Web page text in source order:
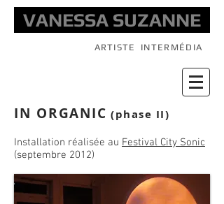
ARTISTEINTERMÉDIA
VANESSA SUZANNE
IN ORGANIC (phase II)
Installation réalisée au Festival City Sonic
(septembre 2012)